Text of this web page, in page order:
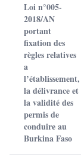
Loi n°005-
2018/AN
portant
fixation des
règles relatives
a
l’établissement,
la délivrance et
la validité des
permis de
conduire au
Burkina Faso